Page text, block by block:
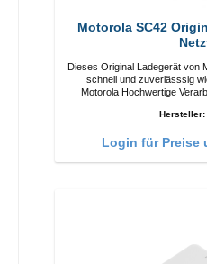
Motorola SC42 Original
Dieses Original Ladegerät von
schnell und zuverlässsig wieder
Motorola Hochwertige Verarbeitung
Hersteller:
Login für Preise